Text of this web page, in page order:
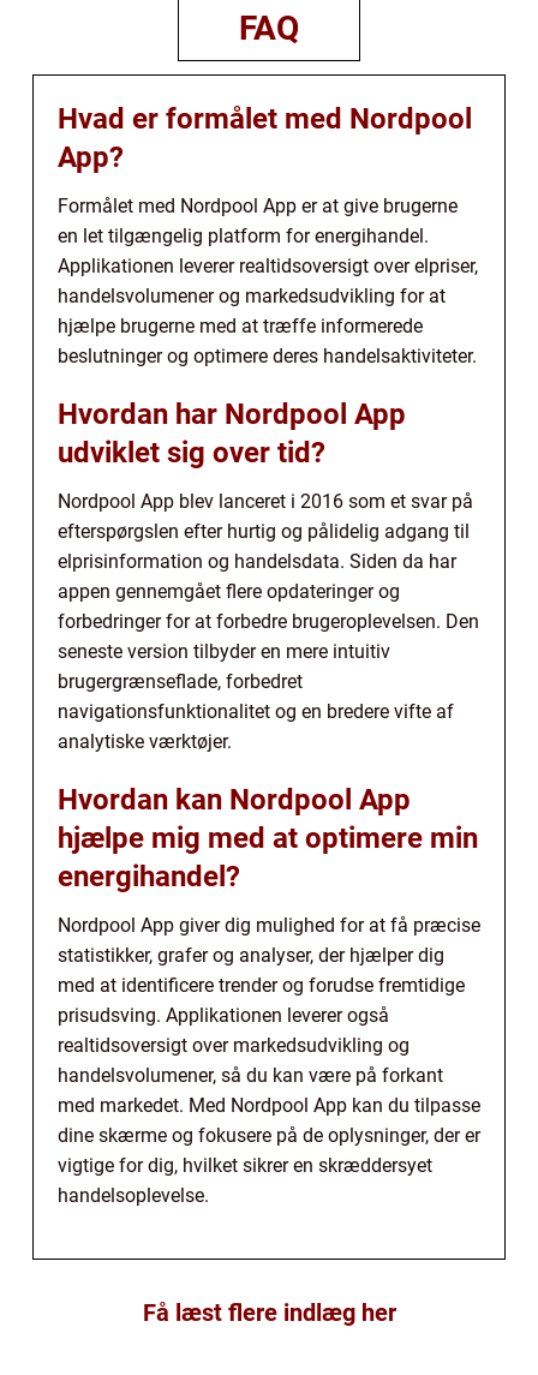
FAQ
Hvad er formålet med Nordpool
App?
Formålet med Nordpool App er at give brugerne
en let tilgængelig platform for energihandel.
Applikationen leverer realtidsoversigt over elpriser,
handelsvolumener og markedsudvikling for at
hjælpe brugerne med at træffe informerede
beslutninger og optimere deres handelsaktiviteter.
Hvordan har Nordpool App
udviklet sig over tid?
Nordpool App blev lanceret i 2016 som et svar på
efterspørgslen efter hurtig og pålidelig adgang til
elprisinformation og handelsdata. Siden da har
appen gennemgået flere opdateringer og
forbedringer for at forbedre brugeroplevelsen. Den
seneste version tilbyder en mere intuitiv
brugergrænseflade, forbedret
navigationsfunktionalitet og en bredere vifte af
analytiske værktøjer.
Hvordan kan Nordpool App
hjælpe mig med at optimere min
energihandel?
Nordpool App giver dig mulighed for at få præcise
statistikker, grafer og analyser, der hjælper dig
med at identificere trender og forudse fremtidige
prisudsving. Applikationen leverer også
realtidsoversigt over markedsudvikling og
handelsvolumener, så du kan være på forkant
med markedet. Med Nordpool App kan du tilpasse
dine skærme og fokusere på de oplysninger, der er
vigtige for dig, hvilket sikrer en skræddersyet
handelsoplevelse.
Få læst flere indlæg her